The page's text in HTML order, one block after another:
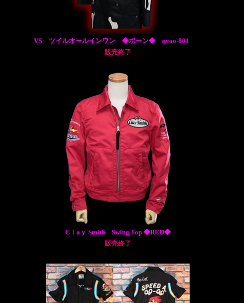
VS ツイルオールインワン ◆ボーン◆ nvao-801
販売終了
Cｌaｙ Smith Swing Top ◆RED◆
販売終了